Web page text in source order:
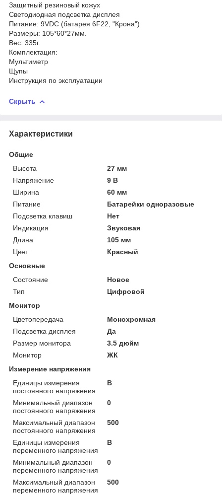
Защитный резиновый кожух
Светодиодная подсветка дисплея
Питание: 9VDC (батарея 6F22, "Крона")
Размеры: 105*60*27мм.
Вес: 335г.
Комплектация:
Мультиметр
Щупы
Инструкция по эксплуатации
Скрыть
Характеристики
Общие
Высота
27 мм
Напряжение
9 В
Ширина
60 мм
Питание
Батарейки одноразовые
Подсветка клавиш
Нет
Индикация
Звуковая
Длина
105 мм
Цвет
Красный
Основные
Состояние
Новое
Тип
Цифровой
Монитор
Цветопередача
Монохромная
Подсветка дисплея
Да
Размер монитора
3.5 дюйм
Монитор
ЖК
Измерение напряжения
Единицы измерения
постоянного напряжения
В
Минимальный диапазон
постоянного напряжения
0
Максимальный диапазон
постоянного напряжения
500
Единицы измерения
переменного напряжения
В
Минимальный диапазон
переменного напряжения
0
Максимальный диапазон
переменного напряжения
500